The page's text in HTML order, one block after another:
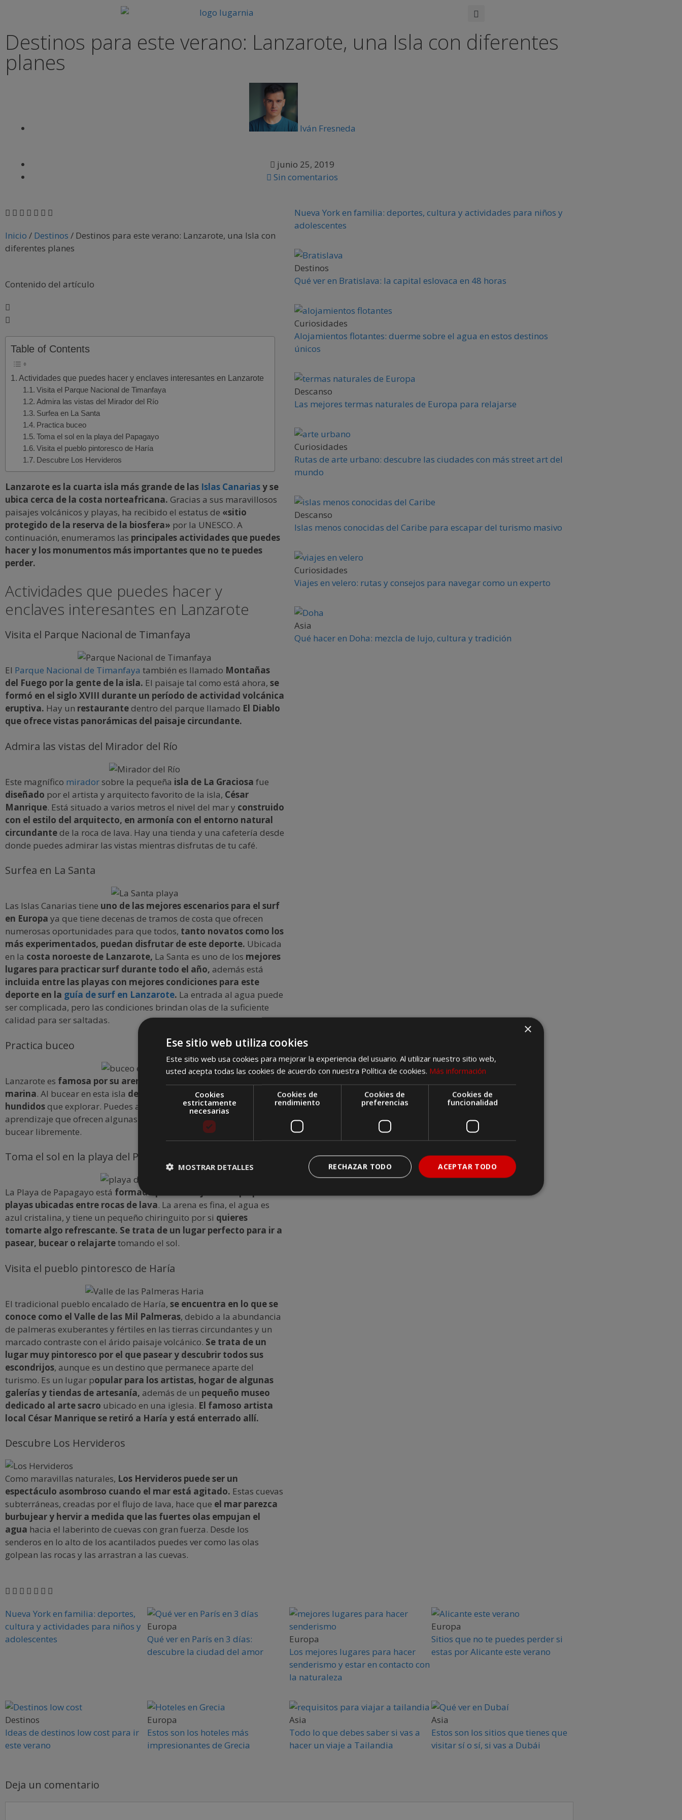
Destinos para este verano: Lanzarote, una Isla con diferentes
planes
Iván Fresneda
junio 25, 2019
Sin comentarios
Inicio / Destinos / Destinos para este verano: Lanzarote, una Isla con
diferentes planes
Contenido del artículo
Table of Contents
Actividades que puedes hacer y enclaves interesantes en Lanzarote
Visita el Parque Nacional de Timanfaya
Admira las vistas del Mirador del Río
Surfea en La Santa
Practica buceo
Toma el sol en la playa del Papagayo
Visita el pueblo pintoresco de Haría
Descubre Los Hervideros
Lanzarote es la cuarta isla más grande de las Islas Canariasy se
ubica cerca de la costa norteafricana. Gracias a sus maravillosos
paisajes volcánicos y playas, ha recibido el estatus de «sitio
protegido de la reserva de la biosfera» por la UNESCO. A
continuación, enumeramos las principales actividades que puedes
hacer y los monumentos más importantes que no te puedes
perder.
Actividades que puedes hacer y
enclaves interesantes en Lanzarote
Visita el Parque Nacional de Timanfaya
El Parque Nacional de Timanfaya también es llamado Montañas
del Fuego por la gente de la isla. El paisaje tal como está ahora, se
formó en el siglo XVIII durante un período de actividad volcánica
eruptiva. Hay un restaurantedentro del parque llamado El Diablo
que ofrece vistas panorámicas del paisaje circundante.
Admira las vistas del Mirador del Río
Este magnífico mirador sobre la pequeña isla de La Graciosa fue
diseñado por el artista y arquitecto favorito de la isla, César
Manrique. Está situado a varios metros el nivel del mar y construido
con el estilo del arquitecto, en armonía con el entorno natural
circundantede la roca de lava. Hay una tienda y una cafetería desde
donde puedes admirar las vistas mientras disfrutas de tu café.
Surfea en La Santa
Las Islas Canarias tiene uno de las mejores escenarios para el surf
en Europa ya que tiene decenas de tramos de costa que ofrecen
numerosas oportunidades para que todos, tanto novatos como los
más experimentados, puedan disfrutar de este deporte. Ubicada
en la costa noroeste de Lanzarote, La Santa es uno de los mejores
lugares para practicar surf durante todo el año, además está
incluida entre las playas con mejores condiciones para este
deporte en la guía de surf en Lanzarote. La entrada al agua puede
ser complicada, pero las condiciones brindan olas de la suficiente
calidad para ser saltadas.
Practica buceo
Lanzarote es famosa por su arena blanca y abundante vida
marina. Al bucear en esta isla descubrirás arrecifes y barcos
hundidosque explorar. Puedes apuntarte a algunos de los cursos de
aprendizaje que ofrecen algunas escuelas o traer tu propio equipo y
bucear libremente.
Toma el sol en la playa del Papagayo
La Playa de Papagayo está formada por un conjunto de pequeñas
playas ubicadas entre rocas de lava. La arena es fina, el agua es
azul cristalina, y tiene un pequeño chiringuito por si quieres
tomarte algo refrescante. Se trata de un lugar perfecto para ir a
pasear, bucear o relajartetomando el sol.
Visita el pueblo pintoresco de Haría
El tradicional pueblo encalado de Haría, se encuentra en lo que se
conoce como el Valle de las Mil Palmeras, debido a la abundancia
de palmeras exuberantes y fértiles en las tierras circundantes y un
marcado contraste con el árido paisaje volcánico. Se trata de un
lugar muy pintoresco por el que pasear y descubrir todos sus
escondrijos, aunque es un destino que permanece aparte del
turismo. Es un lugar popular para los artistas, hogar de algunas
galerías y tiendas de artesanía, además de un pequeño museo
dedicado al arte sacro ubicado en una iglesia. El famoso artista
local César Manrique se retiró a Haría y está enterrado allí.
Descubre Los Hervideros
Como maravillas naturales, Los Hervideros puede ser un
espectáculo asombroso cuando el mar está agitado. Estas cuevas
subterráneas, creadas por el flujo de lava, hace que el mar parezca
burbujear y hervir a medida que las fuertes olas empujan el
agua hacia el laberinto de cuevas con gran fuerza. Desde los
senderos en lo alto de los acantilados puedes ver como las olas
golpean las rocas y las arrastran a las cuevas.
Nueva York en familia: deportes, cultura y actividades para niños y
adolescentes
Destinos
Qué ver en Bratislava: la capital eslovaca en 48 horas
Curiosidades
Alojamientos flotantes: duerme sobre el agua en estos destinos
únicos
Descanso
Las mejores termas naturales de Europa para relajarse
Curiosidades
Rutas de arte urbano: descubre las ciudades con más street art del
mundo
Descanso
Islas menos conocidas del Caribe para escapar del turismo masivo
Curiosidades
Viajes en velero: rutas y consejos para navegar como un experto
Asia
Qué hacer en Doha: mezcla de lujo, cultura y tradición
Nueva York en familia: deportes,
cultura y actividades para niños y
adolescentes
Europa
Qué ver en París en 3 días:
descubre la ciudad del amor
Europa
Los mejores lugares para hacer
senderismo y estar en contacto con
la naturaleza
Europa
Sitios que no te puedes perder si
estas por Alicante este verano
Destinos
Ideas de destinos low cost para ir
este verano
Europa
Estos son los hoteles más
impresionantes de Grecia
Asia
Todo lo que debes saber si vas a
hacer un viaje a Tailandia
Asia
Estos son los sitios que tienes que
visitar sí o sí, si vas a Dubái
Deja un comentario
×
Ese sitio web utiliza cookies
Este sitio web usa cookies para mejorar la experiencia del usuario. Al utilizar nuestro sitio web,
usted acepta todas las cookies de acuerdo con nuestra Política de cookies. Más información
Cookies
estrictamente
necesarias
Cookies de
rendimiento
Cookies de
preferencias
Cookies de
funcionalidad
ACEPTAR TODO
RECHAZAR TODO
MOSTRAR DETALLES